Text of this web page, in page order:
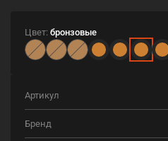
Цвет: бронзовые
Артикул
Бренд